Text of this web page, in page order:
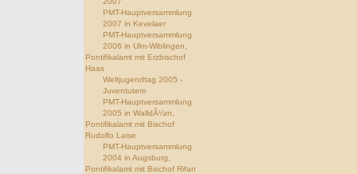
PMT-Hauptversammlung
2007 in Kevelaer
PMT-Hauptversammlung
2006 in Ulm-Wiblingen,
Pontifikalamt mit Erzbischof
Haas
Weltjugendtag 2005 -
Juventutem
PMT-Hauptversammlung
2005 in WalldÃ¼rn,
Pontifikalamt mit Bischof
Rudolfo Laise
PMT-Hauptversammlung
2004 in Augsburg,
Pontifikalamt mit Bischof Rifan